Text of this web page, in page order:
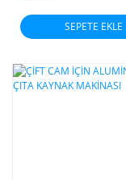
SEPETE EKLE